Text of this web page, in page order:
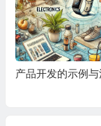
产品开发的示例